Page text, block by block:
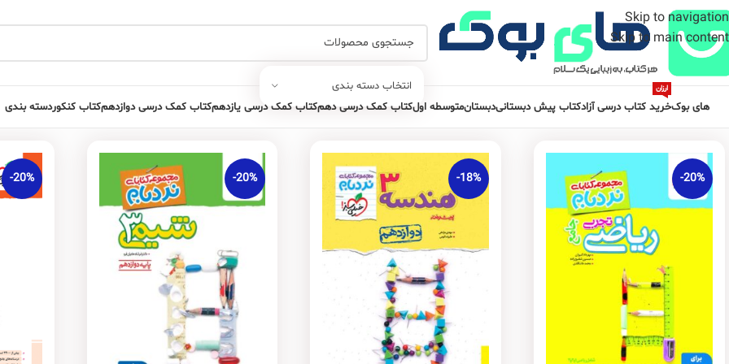
Skip to navigation
Skip to main content
انتخاب دسته بندی
های بوکخرید کتاب درسی آزاد
ارزان
کتاب پیش دبستانیدبستانمتوسطه اولکتاب کمک درسی دهمکتاب کمک درسی یازدهمکتاب کمک درسی دوازدهمکتاب کنکوردسته بندی
-20%
-18%
-20%
-20%